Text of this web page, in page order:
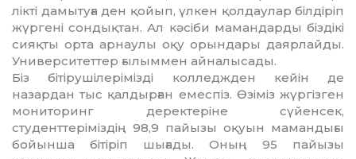
лікті дамытуға ден қойып, үлкен қол­даулар білдіріп
жүргені сондықтан. Ал кә­сі­би мамандарды біздікі
сияқты орта ар­наулы оқу орындары даярлайды.
Университеттер ғылыммен айналысады.
Біз бітірушілерімізді колледжден кейін де
назардан тыс қалдырған емеспіз. Өзі­міз жүргізген
мониторинг деректеріне сүйенсек,
студенттеріміздің 98,9 пайызы оқуын мамандығы
бойынша бітіріп шы­ғады. Оның 95 пайызы